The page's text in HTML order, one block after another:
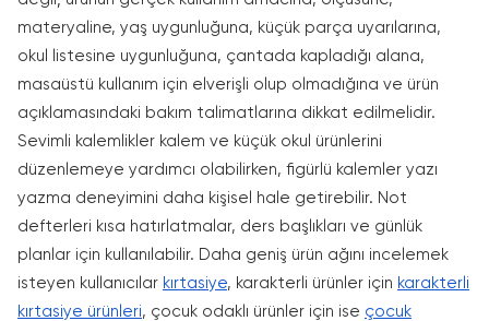
materyaline, yaş uygunluğuna, küçük parça uyarılarına,
okul listesine uygunluğuna, çantada kapladığı alana,
masaüstü kullanım için elverişli olup olmadığına ve ürün
açıklamasındaki bakım talimatlarına dikkat edilmelidir.
Sevimli kalemlikler kalem ve küçük okul ürünlerini
düzenlemeye yardımcı olabilirken, figürlü kalemler yazı
yazma deneyimini daha kişisel hale getirebilir. Not
defterleri kısa hatırlatmalar, ders başlıkları ve günlük
planlar için kullanılabilir. Daha geniş ürün ağını incelemek
isteyen kullanıcılar kırtasiye, karakterli ürünler için karakterli
kırtasiye ürünleri, çocuk odaklı ürünler için ise çocuk